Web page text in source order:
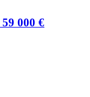
000 €